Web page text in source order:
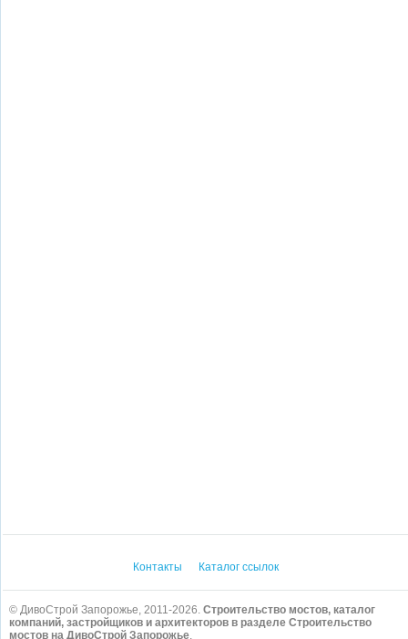
Контакты Каталог ссылок
© ДивоСтрой Запорожье, 2011-2026. Строительство мостов, каталог
компаний, застройщиков и архитекторов в разделе Строительство
мостов на ДивоСтрой Запорожье.